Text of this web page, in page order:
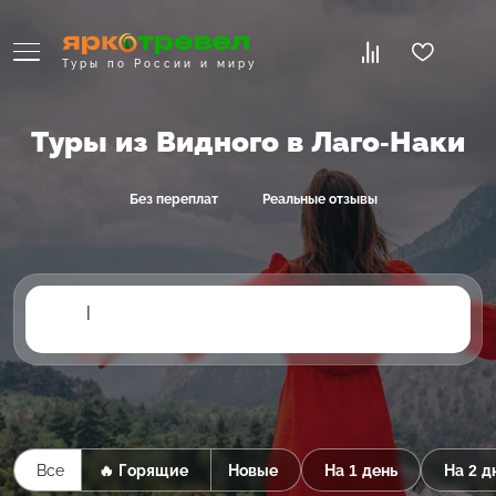
Туры по России и миру
Туры из Видного в Лаго-Наки
Без переплат Реальные отзывы
|
Все 🔥 Горящие Новые На 1 день На 2